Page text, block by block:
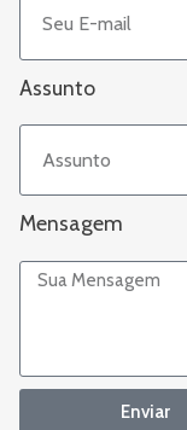
Assunto
Mensagem
Enviar